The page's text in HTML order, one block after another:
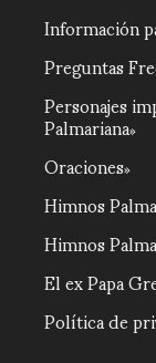
Información
Preguntas
Personajes
Palmariana
Oraciones
Himnos
Himnos
El ex Papa
Política de